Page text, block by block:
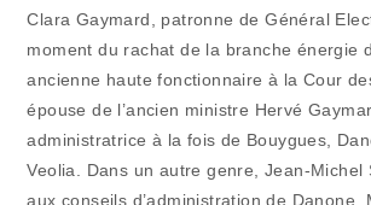
Clara Gaymard, patronne de Général
moment du rachat de la branche énergie
ancienne haute fonctionnaire à la Cour
épouse de l’ancien ministre Hervé
administratrice à la fois de Bouygues,
Veolia. Dans un autre genre, Jean-Michel
aux conseils d’administration de Danone,